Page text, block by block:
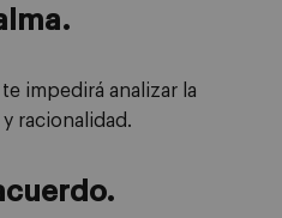
impedirá analizar la
racionalidad.